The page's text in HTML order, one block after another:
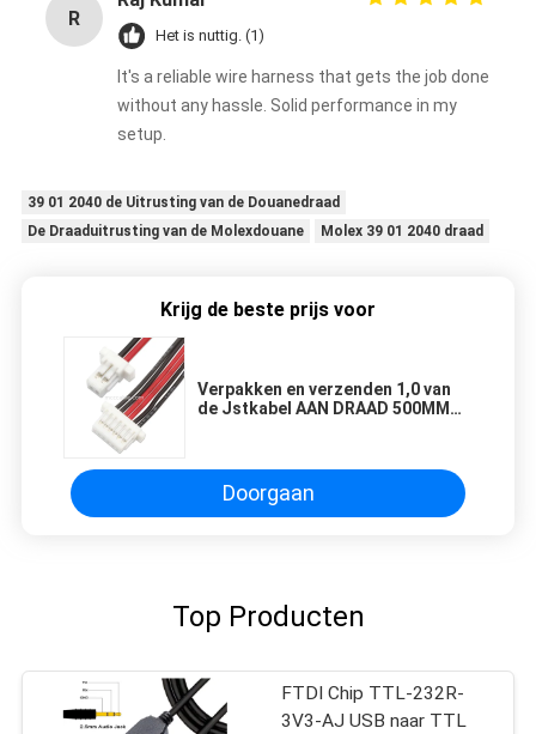
R
Het is nuttig. (1)
It's a reliable wire harness that gets the job done
without any hassle. Solid performance in my
setup.
39 01 2040 de Uitrusting van de Douanedraad
De Draaduitrusting van de Molexdouane
Molex 39 01 2040 draad
Krijg de beste prijs voor
Verpakken en verzenden 1,0 van
de Jstkabel AAN DRAAD 500MM
van de Douanedraad
Doorgaan
Top Producten
FTDI Chip TTL-232R-
3V3-AJ USB naar TTL